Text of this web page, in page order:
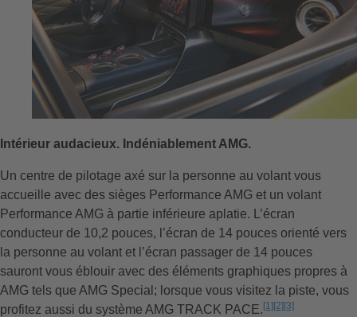
Intérieur audacieux. Indéniablement AMG.
Un centre de pilotage axé sur la personne au volant vous
accueille avec des sièges Performance AMG et un volant
Performance AMG à partie inférieure aplatie. L’écran
conducteur de 10,2 pouces, l’écran de 14 pouces orienté vers
la personne au volant et l’écran passager de 14 pouces
sauront vous éblouir avec des éléments graphiques propres à
AMG tels que AMG Special; lorsque vous visitez la piste, vous
profitez aussi du système AMG TRACK PACE.L’avertissement
[1][2][3]